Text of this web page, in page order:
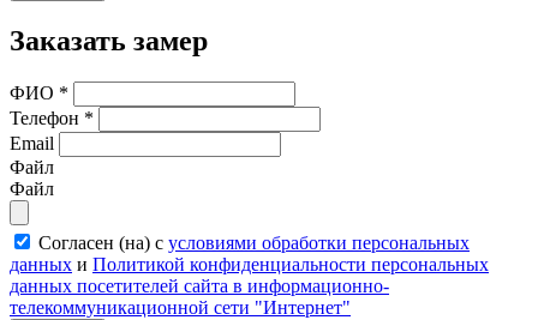
Заказать замер
ФИО *
Телефон *
Email
Файл
Файл
Согласен (на) с условиями обработки персональных
данных и Политикой конфиденциальности персональных
данных посетителей сайта в информационно-
телекоммуникационной сети "Интернет"